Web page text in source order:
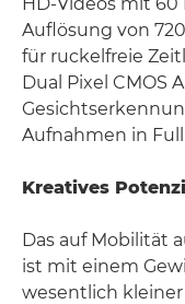
Auflösung von
für ruckelfreie
Dual Pixel CMOS
Aufnahmen in Full
Kreatives
Das auf Mobilität
ist mit einem
wesentlich